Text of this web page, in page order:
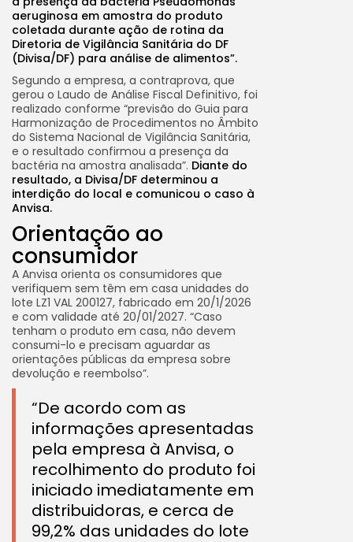
aeruginosa em amostra do produto
coletada durante ação de rotina da
Diretoria de Vigilância Sanitária do DF
(Divisa/DF) para análise de alimentos”.
Segundo a empresa, a contraprova, que
gerou o Laudo de Análise Fiscal Definitivo, foi
realizado conforme “previsão do Guia para
Harmonização de Procedimentos no Âmbito
do Sistema Nacional de Vigilância Sanitária,
e o resultado confirmou a presença da
bactéria na amostra analisada”. Diante do
resultado, a Divisa/DF determinou a
interdição do local e comunicou o caso à
Anvisa.
Orientação ao
consumidor
A Anvisa orienta os consumidores que
verifiquem sem têm em casa unidades do
lote LZ1 VAL 200127, fabricado em 20/1/2026
e com validade até 20/01/2027. “Caso
tenham o produto em casa, não devem
consumi-lo e precisam aguardar as
orientações públicas da empresa sobre
devolução e reembolso”.
“De acordo com as
informações apresentadas
pela empresa à Anvisa, o
recolhimento do produto foi
iniciado imediatamente em
distribuidoras, e cerca de
99,2% das unidades do lote